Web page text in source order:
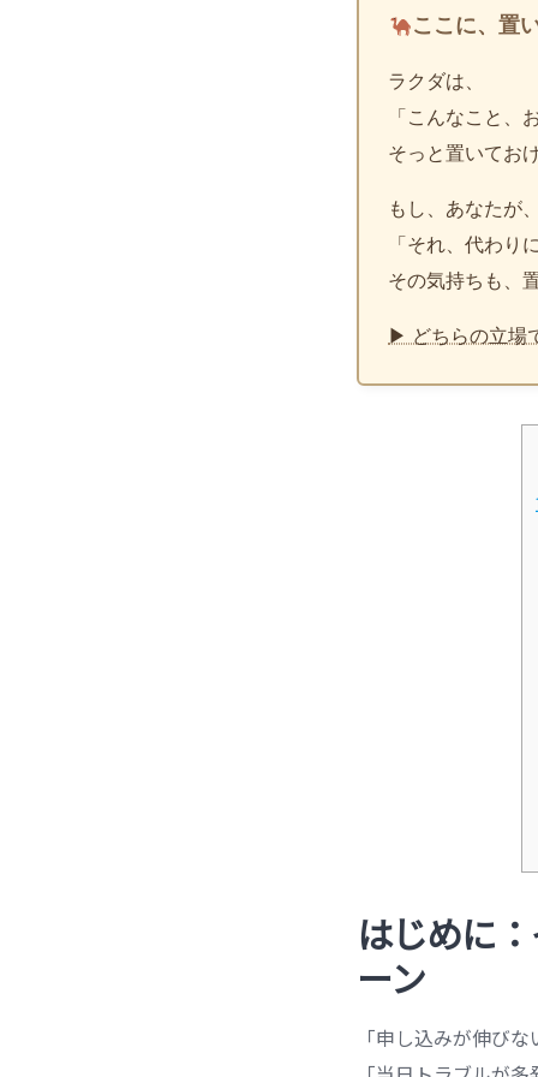
ここに、置
ラクダは、
「こんなこと、
そっと置いてお
もし、あなたが、
「それ、代わり
その気持ちも、
▶ どちらの立場
はじめに
ーン
「申し込みが伸び